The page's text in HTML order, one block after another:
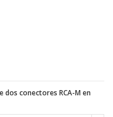
dos conectores RCA-M en